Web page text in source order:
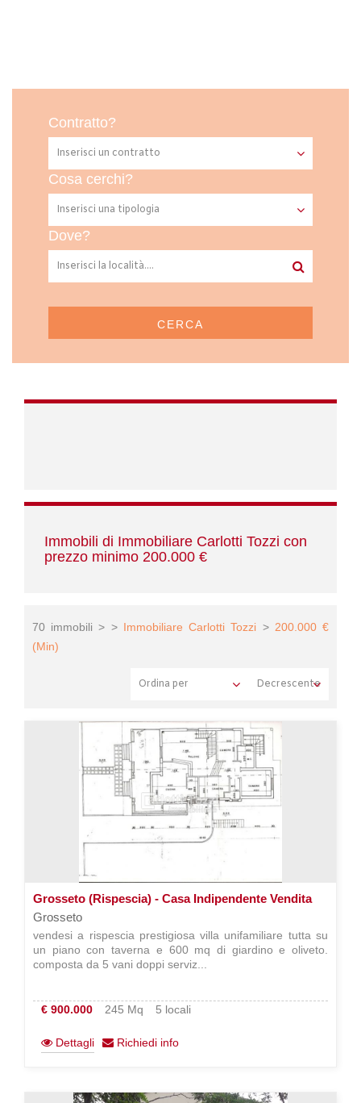
Contratto?
Cosa cerchi?
Dove?
CERCA
Immobili di Immobiliare Carlotti Tozzi con
prezzo minimo 200.000 €
70 immobili > > Immobiliare Carlotti Tozzi > 200.000 €
(Min)
Grosseto (Rispescia) - Casa Indipendente Vendita
Grosseto
vendesi a rispescia prestigiosa villa unifamiliare tutta su
un piano con taverna e 600 mq di giardino e oliveto.
composta da 5 vani doppi serviz...
€ 900.000 245 Mq 5 locali
Dettagli Richiedi info